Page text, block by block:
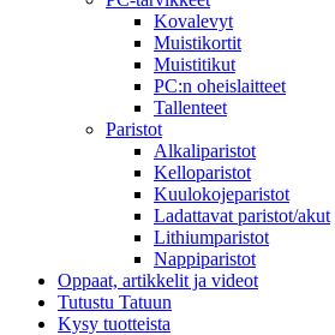
Kovalevyt
Muistikortit
Muistitikut
PC:n oheislaitteet
Tallenteet
Paristot
Alkaliparistot
Kelloparistot
Kuulokojeparistot
Ladattavat paristot/akut
Lithiumparistot
Nappiparistot
Oppaat, artikkelit ja videot
Tutustu Tatuun
Kysy tuotteista